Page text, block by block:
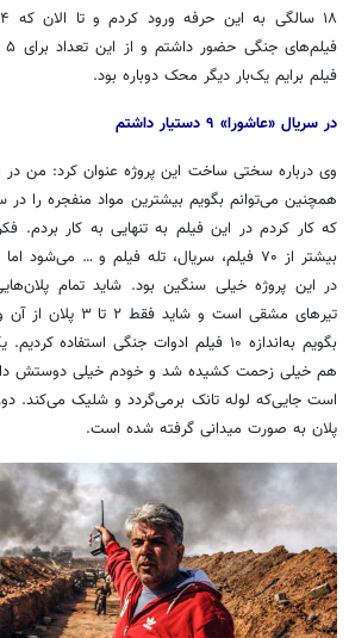
فیلم برایم یک‌بار دیگر محک دوباره بود.
در سریال «عاشورا» ۹ دستیار داشتم
همچنین می‌توانم بگویم بیشترین مواد منفجره را در
که کار کردم در این فیلم به تنهایی به کار بردم.
بیشتر از ۷۰ فیلم، سریال، تله فیلم و … می‌شود
در این پروژه خیلی سنگین بود. شاید تمام
تیرهای مشقیاست و شاید فقط ۲ تا ۳ پلان از آن ویژوال
بگویم به‌اندازه ۱۰ فیلم ادوات جنگی
هم خیلی زحمت کشیده شد و خودم خیلی دوستش
است جایی‌که لوله تانک برمی‌گردد و شلیک
پلان به صورت میدانی گرفته شده است.